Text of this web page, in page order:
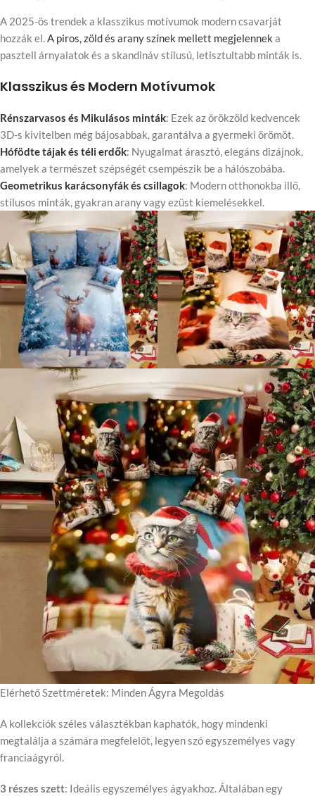
A 2025-ös trendek a klasszikus motívumok modern csavarját
hozzák el.A piros, zöld és arany színek mellett megjelennek a
pasztell árnyalatok és a skandináv stílusú, letisztultabb minták is.
Klasszikus és Modern Motívumok
Rénszarvasos és Mikulásos minták: Ezek az örökzöld kedvencek
3D-s kivitelben még bájosabbak, garantálva a gyermeki örömöt.
Hófödte tájak és téli erdők: Nyugalmat árasztó, elegáns dizájnok,
amelyek a természet szépségét csempészik be a hálószobába.
Geometrikus karácsonyfák és csillagok: Modern otthonokba illő,
stílusos minták, gyakran arany vagy ezüst kiemelésekkel.
Elérhető Szettméretek: Minden Ágyra Megoldás
A kollekciók széles választékban kaphatók, hogy mindenki
megtalálja a számára megfelelőt, legyen szó egyszemélyes vagy
franciaágyról.
3 részes szett: Ideális egyszemélyes ágyakhoz. Általában egy